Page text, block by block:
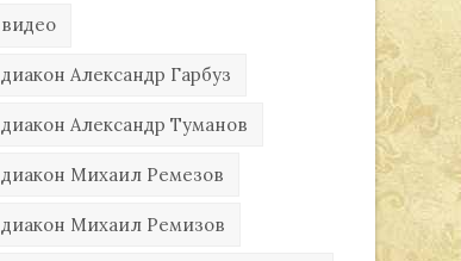
видео
диакон Александр Гарбуз
диакон Александр Туманов
диакон Михаил Ремезов
диакон Михаил Ремизов